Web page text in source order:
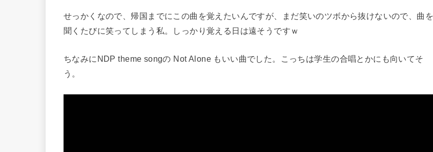
せっかくなので、帰国までにこの曲を覚えたいんですが、まだ笑いのツボから抜けないので、曲を
聞くたびに笑ってしまう私。しっかり覚える日は遠そうですｗ
ちなみにNDP theme songの Not Alone もいい曲でした。こっちは学生の合唱とかにも向いてそ
う。